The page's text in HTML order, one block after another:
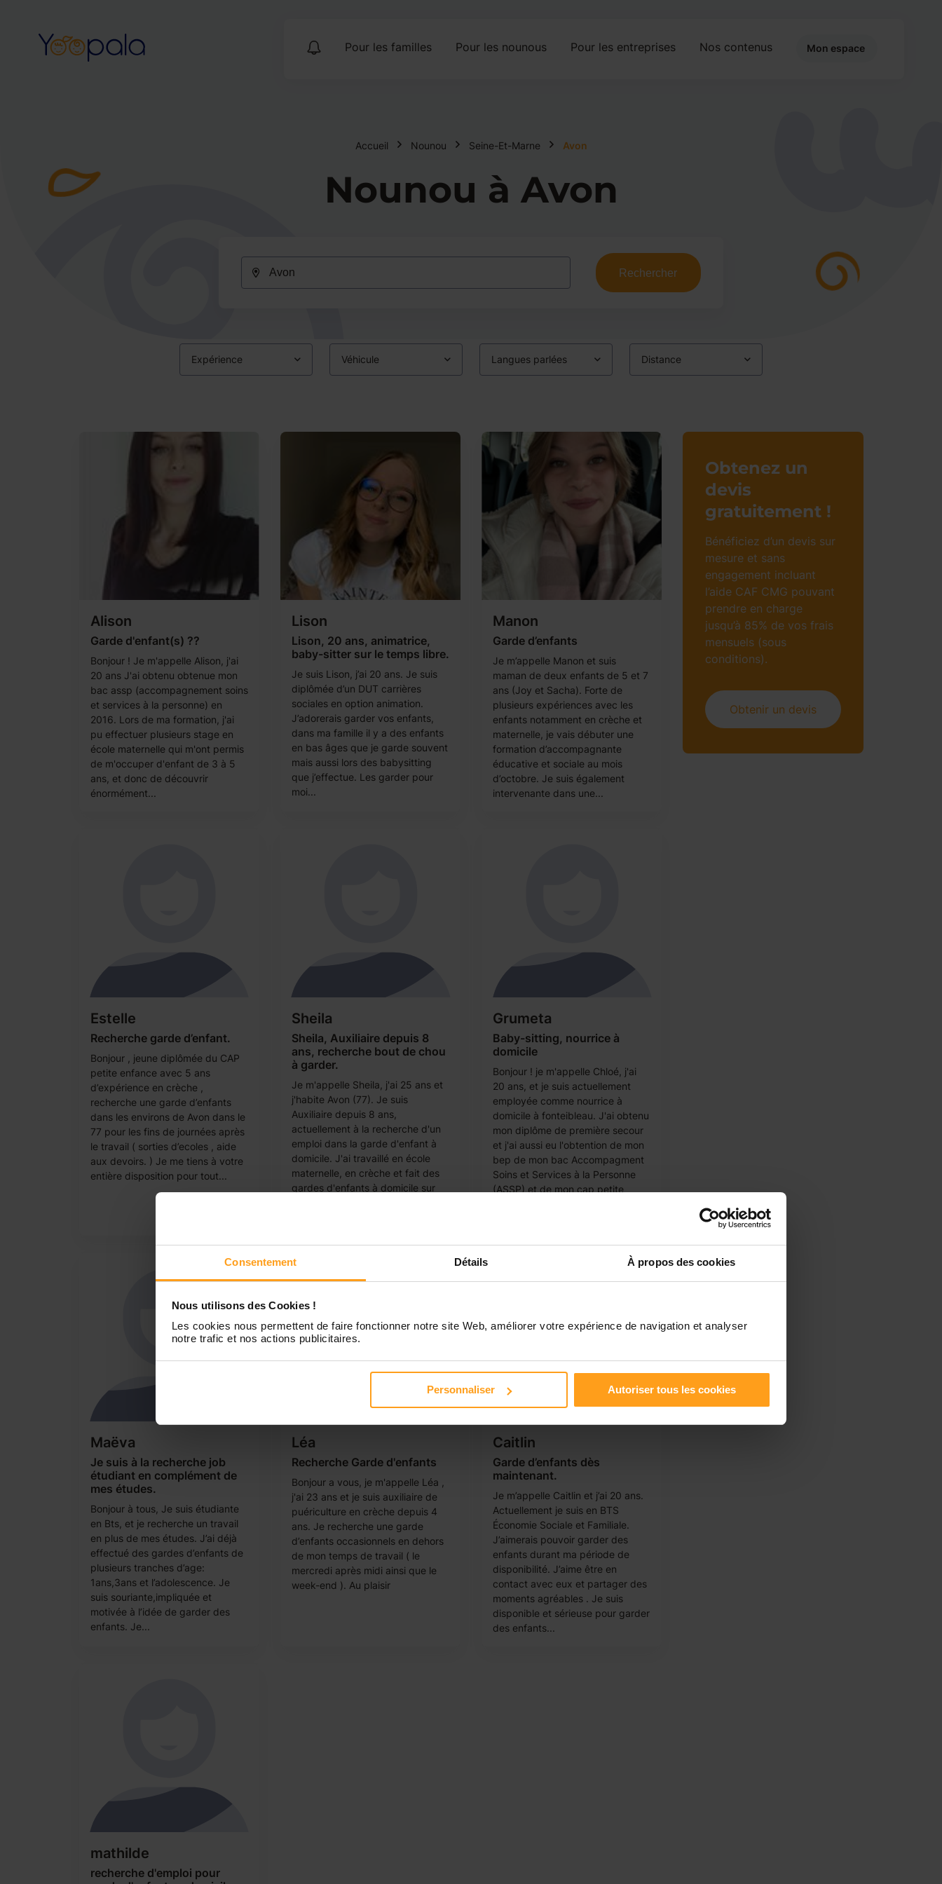
Consentement Détails À propos des cookies
Nous utilisons des Cookies !
Les cookies nous permettent de faire fonctionner notre site Web, améliorer votre expérience de navigation et analyser
notre trafic et nos actions publicitaires.
Personnaliser Autoriser tous les cookies
Pour les familles Pour les nounous Pour les entreprises Nos contenus Mon espace
Accueil Nounou Seine-Et-Marne Avon
Nounou à Avon
Rechercher
Expérience Véhicule Langues parlées Distance
Alison
Garde d'enfant(s) ??
Bonjour ! Je m'appelle Alison, j'ai
20 ans J'ai obtenu obtenue mon
bac assp (accompagnement soins
et services à la personne) en
2016. Lors de ma formation, j'ai
pu effectuer plusieurs stage en
école maternelle qui m'ont permis
de m'occuper d'enfant de 3 à 5
ans, et donc de découvrir
énormément...
Lison
Lison, 20 ans, animatrice,
baby-sitter sur le temps libre.
Je suis Lison, j’ai 20 ans. Je suis
diplômée d’un DUT carrières
sociales en option animation.
J’adorerais garder vos enfants,
dans ma famille il y a des enfants
en bas âges que je garde souvent
mais aussi lors des babysitting
que j’effectue. Les garder pour
moi...
Manon
Garde d’enfants
Je m’appelle Manon et suis
maman de deux enfants de 5 et 7
ans (Joy et Sacha). Forte de
plusieurs expériences avec les
enfants notamment en crèche et
maternelle, je vais débuter une
formation d’accompagnante
éducative et sociale au mois
d’octobre. Je suis également
intervenante dans une...
Estelle
Recherche garde d’enfant.
Bonjour , jeune diplômée du CAP
petite enfance avec 5 ans
d’expérience en crèche ,
recherche une garde d’enfants
dans les environs de Avon dans le
77 pour les fins de journées après
le travail ( sorties d’ecoles , aide
aux devoirs. ) Je me tiens à votre
entière disposition pour tout...
Sheila
Sheila, Auxiliaire depuis 8
ans, recherche bout de chou
à garder.
Je m'appelle Sheila, j'ai 25 ans et
j'habite Avon (77). Je suis
Auxiliaire depuis 8 ans,
actuellement à la recherche d'un
emploi dans la garde d'enfant à
domicile. J'ai travaillé en école
maternelle, en crèche et fait des
gardes d'enfants à domicile sur
Grumeta
Baby-sitting, nourrice à
domicile
Bonjour ! je m'appelle Chloé, j'ai
20 ans, et je suis actuellement
employée comme nourrice à
domicile à fonteibleau. J'ai obtenu
mon diplôme de première secour
et j'ai aussi eu l'obtention de mon
bep de mon bac Accompagment
Soins et Services à la Personne
(ASSP) et de mon cap petite
Maëva
Je suis à la recherche job
étudiant en complément de
mes études.
Bonjour à tous, Je suis étudiante
en Bts, et je recherche un travail
en plus de mes études. J’ai déjà
effectué des gardes d’enfants de
plusieurs tranches d’age:
1ans,3ans et l’adolescence. Je
suis souriante,impliquée et
motivée à l’idée de garder des
enfants. Je...
Léa
Recherche Garde d'enfants
Bonjour a vous, je m'appelle Léa ,
j'ai 23 ans et je suis auxiliaire de
puériculture en crèche depuis 4
ans. Je recherche une garde
d’enfants occasionnels en dehors
de mon temps de travail ( le
mercredi après midi ainsi que le
week-end ). Au plaisir
Caitlin
Garde d’enfants dès
maintenant.
Je m’appelle Caitlin et j’ai 20 ans.
Actuellement je suis en BTS
Économie Sociale et Familiale.
J’aimerais pouvoir garder des
enfants durant ma période de
disponibilité. J’aime être en
contact avec eux et partager des
moments agréables . Je suis
disponible et sérieuse pour garder
des enfants...
mathilde
recherche d'emploi pour
Obtenez un
devis
gratuitement !
Bénéficiez d’un devis sur
mesure et sans
engagement incluant
l’aide CAF CMG pouvant
prendre en charge
jusqu’à 85% de vos frais
mensuels (sous
conditions).
Obtenir un devis